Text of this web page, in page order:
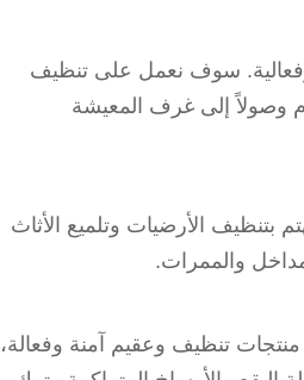
وفعالية. سوف نعمل على تنظيف
وصولاً إلى غرف المعيشة
بتنظيف الأرضيات وتلميع الأثاث
والممرات.
منتجات تنظيف وعقيم آمنة وفعالة،